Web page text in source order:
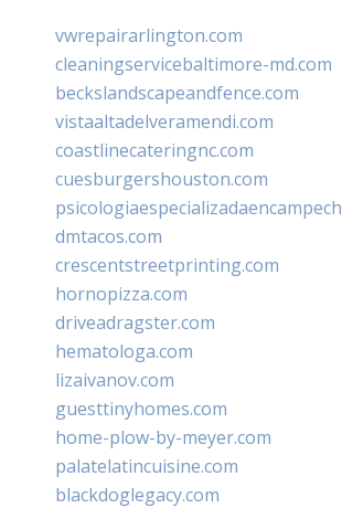
vwrepairarlington.com
cleaningservicebaltimore-md.com
beckslandscapeandfence.com
vistaaltadelveramendi.com
coastlinecateringnc.com
cuesburgershouston.com
dmtacos.com
crescentstreetprinting.com
hornopizza.com
driveadragster.com
hematologa.com
lizaivanov.com
guesttinyhomes.com
home-plow-by-meyer.com
palatelatincuisine.com
blackdoglegacy.com